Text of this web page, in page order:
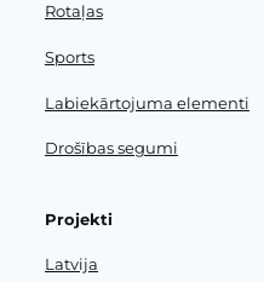
Rotaļas
Sports
Labiekārtojuma elementi
Drošības segumi
Projekti
Latvija